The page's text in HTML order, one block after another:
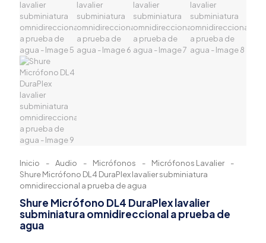
Inicio - Audio - Micrófonos - Micrófonos Lavalier
-
Shure Micrófono DL4 DuraPlex lavalier subminiatura
omnidireccional a prueba de agua
Shure Micrófono DL4 DuraPlex lavalier
subminiatura omnidireccional a prueba de
agua